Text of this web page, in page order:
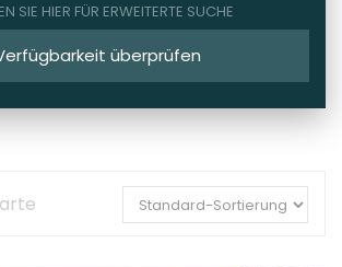
SIE HIER FÜR ERWEITERTE SUCHE
überprüfen